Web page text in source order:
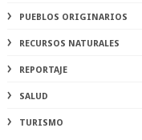
PUEBLOS ORIGINARIOS
RECURSOS NATURALES
REPORTAJE
SALUD
TURISMO